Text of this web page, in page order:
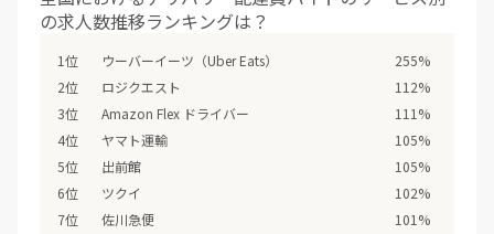
2023年04月は21,085件、2023年05月は40,355件、2023年06月は
36,013件、2023年07月は31,580件、2023年08月は28,140件、2023
件、2023年12月は61,063件、2024年01月は66,090件、2024年02月
2024年05月は45,559件、2024年06月は53,975件、2024年07月は
52,152件、2024年08月は58,115件、2024年09月は30,164件、2024
件、2025年01月は51,912件、2025年02月は65,547件、2025年03月
は81,518件、2025年04月は22,825件、2025年05月は25,230件、
26,576件、2025年09月は83,870件、2025年10月は48,192件、2025
年11月は40,398件、2025年12月は33,988件、2026年01月は52,121
の求人数推移ランキングは？
ウーバーイーツ（Uber Eats）
255%
ロジクエスト
112%
Amazon Flex ドライバー
111%
ヤマト運輸
105%
出前館
105%
ツクイ
102%
佐川急便
101%